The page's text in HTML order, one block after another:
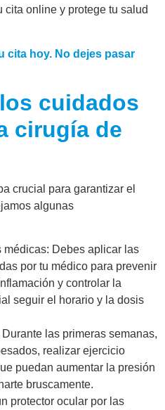
cita online y protege tu salud
cita hoy. No dejes pasar
cuidados
cirugía de
crucial para garantizar el
algunas
Debes aplicar las
por tu médico para prevenir
y controlar la
seguir el horario y la dosis
las primeras semanas,
realizar ejercicio
puedan aumentar la presión
bruscamente.
protector ocular por las